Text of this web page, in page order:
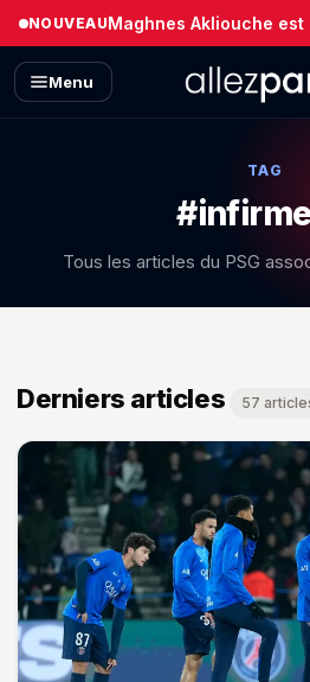
NOUVEAU
Menu
TAG
Tous les articles du PSG
Derniers articles 57